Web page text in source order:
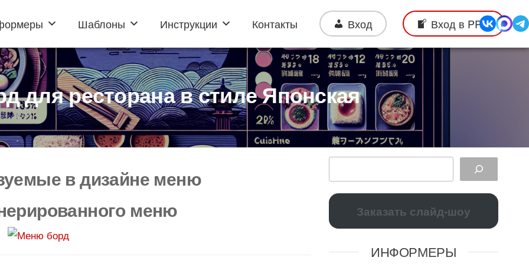
Шаблоны Инструкции Контакты Вход Вход в PRO
для ресторана в стиле Японская
в дизайне меню
меню
Заказать слайд-шоу
ИНФОРМЕРЫ